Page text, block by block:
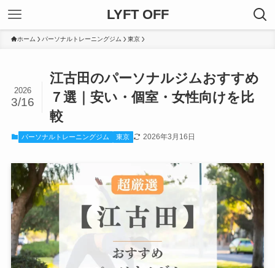
LYFT OFF
ホーム パーソナルトレーニングジム 東京
江古田のパーソナルジムおすすめ
７選｜安い・個室・女性向けを比
較
2026
3/16
パーソナルトレーニングジム 東京 2026年3月16日